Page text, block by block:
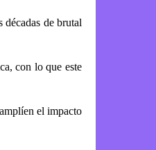
décadas de brutal
con lo que este
el impacto